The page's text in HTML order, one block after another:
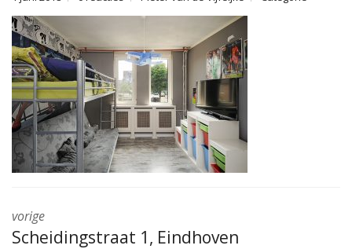
vorige
Scheidingstraat 1, Eindhoven